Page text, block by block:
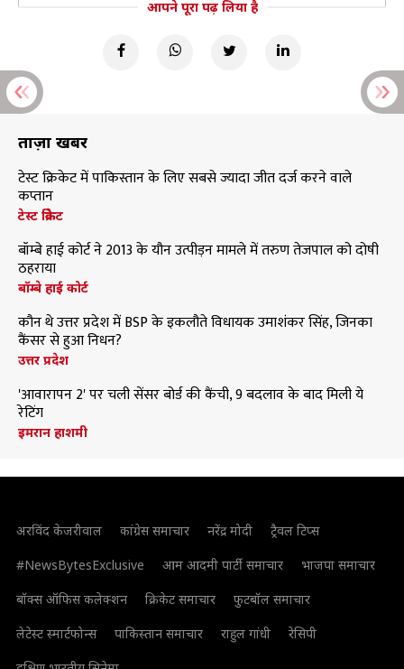
आपने पूरा पढ़ लिया है
ताज़ा खबरें
टेस्ट क्रिकेट में पाकिस्तान के लिए सबसे ज्यादा जीत दर्ज करने वाले
कप्तान
टेस्ट क्रिकेट
बॉम्बे हाई कोर्ट ने 2013 के यौन उत्पीड़न मामले में तरुण तेजपाल को दोषी
ठहराया
बॉम्बे हाई कोर्ट
कौन थे उत्तर प्रदेश में BSP के इकलौते विधायक उमाशंकर सिंह, जिनका
कैंसर से हुआ निधन?
उत्तर प्रदेश
'आवारापन 2' पर चली सेंसर बोर्ड की कैंची, 9 बदलाव के बाद मिली ये
रेटिंग
इमरान हाशमी
अरविंद केजरीवाल कांग्रेस समाचार नरेंद्र मोदी
ट्रैवल टिप्स
#NewsBytesExclusive
आम आदमी पार्टी समाचार
भाजपा समाचार
बॉक्स ऑफिस कलेक्शन
क्रिकेट समाचार
फुटबॉल समाचार
लेटेस्ट स्मार्टफोन्स
पाकिस्तान समाचार राहुल गांधी
रेसिपी